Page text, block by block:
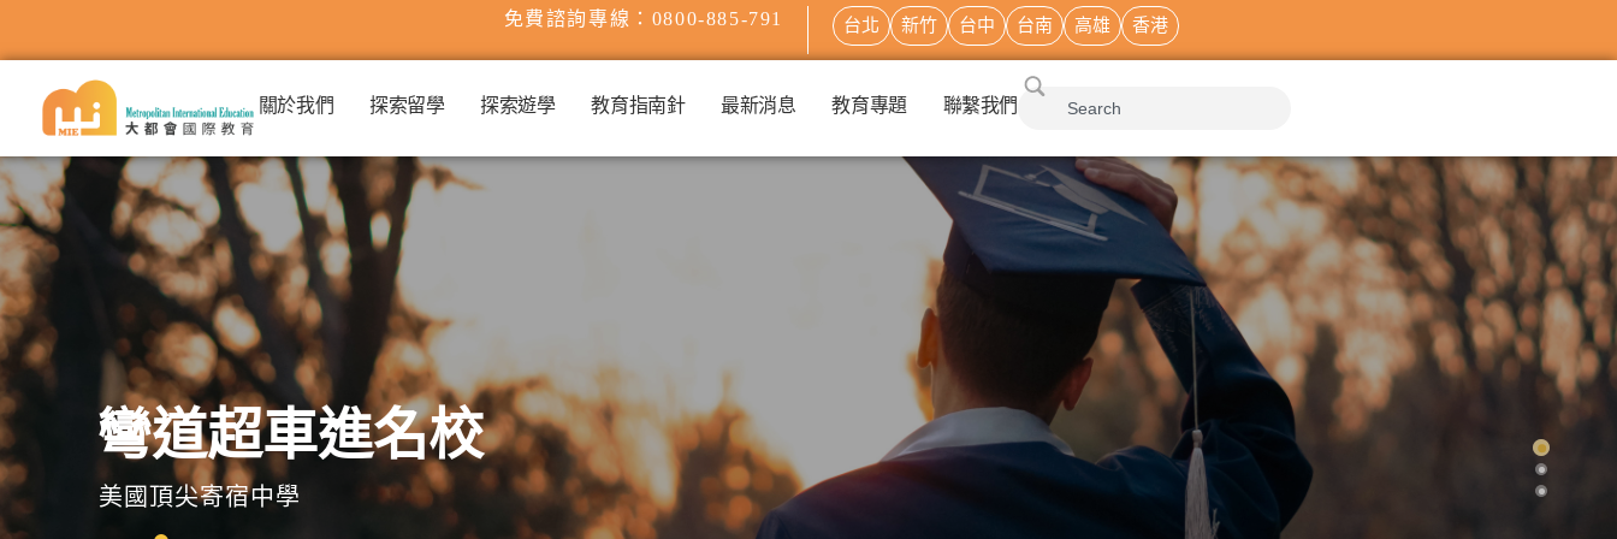
免費諮詢專線：0800-885-791 台北 新竹 台中 台南 高雄 香港
關於我們 探索留學 探索遊學 教育指南針 最新消息 教育專題 聯繫我們
彎道超車進名校
美國頂尖寄宿中學